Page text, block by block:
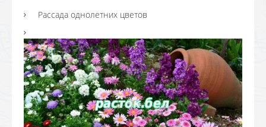
Рассада однолетних цветов